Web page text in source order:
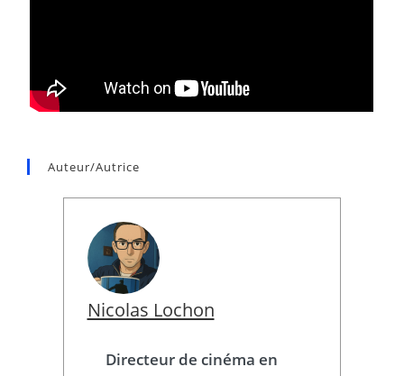
Auteur/autrice
Nicolas Lochon
Directeur de cinéma en